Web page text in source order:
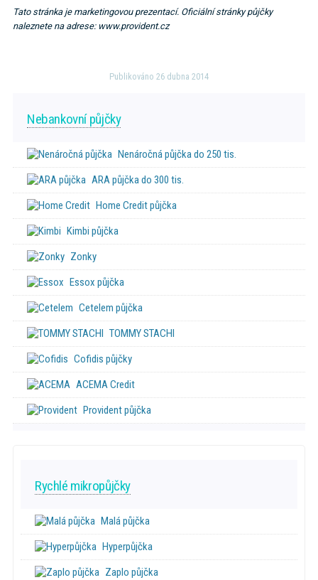
Tato stránka je marketingovou prezentací. Oficiální stránky půjčky
naleznete na adrese: www.provident.cz
Publikováno 26 dubna 2014
Nebankovní půjčky
Nenáročná půjčka do 250 tis.
ARA půjčka do 300 tis.
Home Credit půjčka
Kimbi půjčka
Zonky
Essox půjčka
Cetelem půjčka
TOMMY STACHI
Cofidis půjčky
ACEMA Credit
Provident půjčka
Rychlé mikropůjčky
Malá půjčka
Hyperpůjčka
Zaplo půjčka